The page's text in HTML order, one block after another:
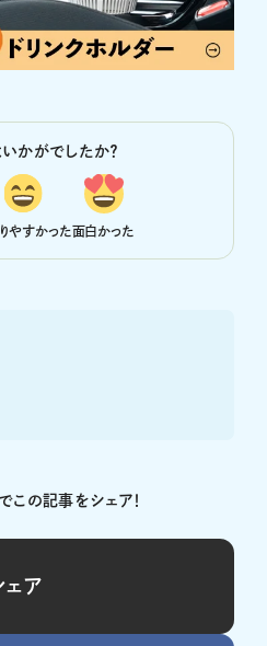
かがでしたか？
やすかった面白かった
この記事をシェア！
ェア